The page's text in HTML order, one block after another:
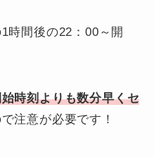
時間後の22：00～開
時刻よりも数分早くセ
注意が必要です！